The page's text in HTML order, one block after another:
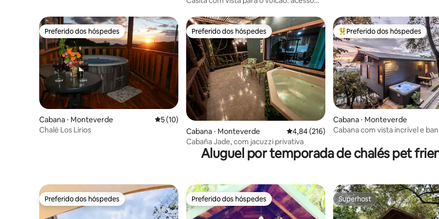
hidromassagem
Preferido dos hóspedes
Preferido dos hóspedes
Cabana ⋅ Monteverde 5 de uma avaliação média de 5, 10 avaliações
5 (10)
Chalé Los Lirios
Preferido dos hóspedes
Preferido dos hóspedes
Cabana ⋅ Monteverde 4,84 de uma avaliação média de 5, 216
4,84 (216)
Cabaña Jade, com jacuzzi privativa
Entre os melhores preferidos
Preferido dos hóspedes
Cabana ⋅ Monteverde
Cabana com vista incrível e
Aluguel por temporada de chalés pet
Preferido dos hóspedes
Preferido dos hóspedes Preferido dos hóspedes
Preferido dos hóspedes Superhost
Superhost